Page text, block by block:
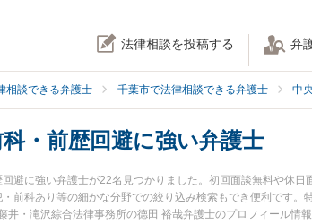
法律相談を投稿する 弁
相談できる弁護士 千葉市で法律相談できる弁護士 中
・前歴回避に強い弁護士
避に強い弁護士が22名見つかりました。初回面談無料や休
前科あり等の細かな分野での絞り込み検索もでき便利です
井・滝沢綜合法律事務所の德田 裕哉弁護士のプロフィール